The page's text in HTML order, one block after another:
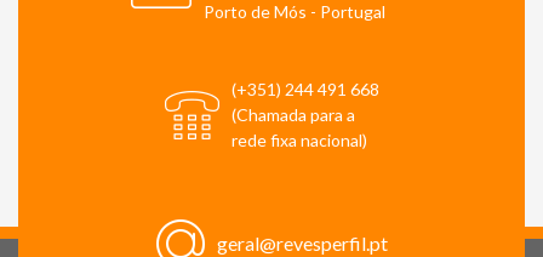
Porto de Mós - Portugal
(+351) 244 491 668
(Chamada para a
rede fixa nacional)
geral@revesperfil.pt